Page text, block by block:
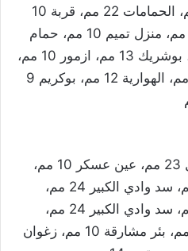
علوش11 مم، قرمبالية 13 مم، الحمامات 22 مم، قربة 10
مم، تاكلسة 9 مم، الميدة 11 مم، منزل تميم 10 مم، حمام
الغزاز7 مم، بني خلاد 14 مم، بوشريك 13 مم، ازمور 10 مم،
قليبية 9 مم، منزل بوزلفة 8 مم، الهوارية 12 مم، بوكريم 9
جرادو 7 مم، سد وادي الرمل 23 مم، عين عسكر 10 مم،
صواف 24 مم، الزريبة 26 مم، سد وادي الكبير 24 مم،
صواف 24 مم، الزريبة 26 مم، سد وادي الكبير 24 مم،
الفحص 20 مم، الناظور 25 مم، بئر مشارقة 10 مم، زغوان